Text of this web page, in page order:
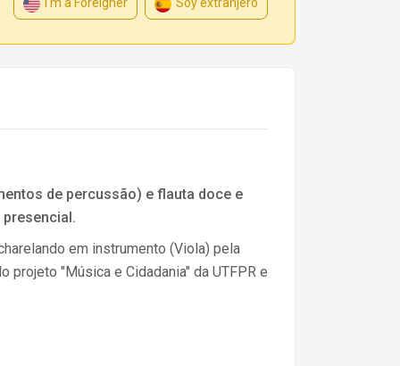
I’m a Foreigner Soy extranjero
de percussão) e flauta doce e
em instrumento (Viola) pela
"Música e Cidadania" da UTFPR e